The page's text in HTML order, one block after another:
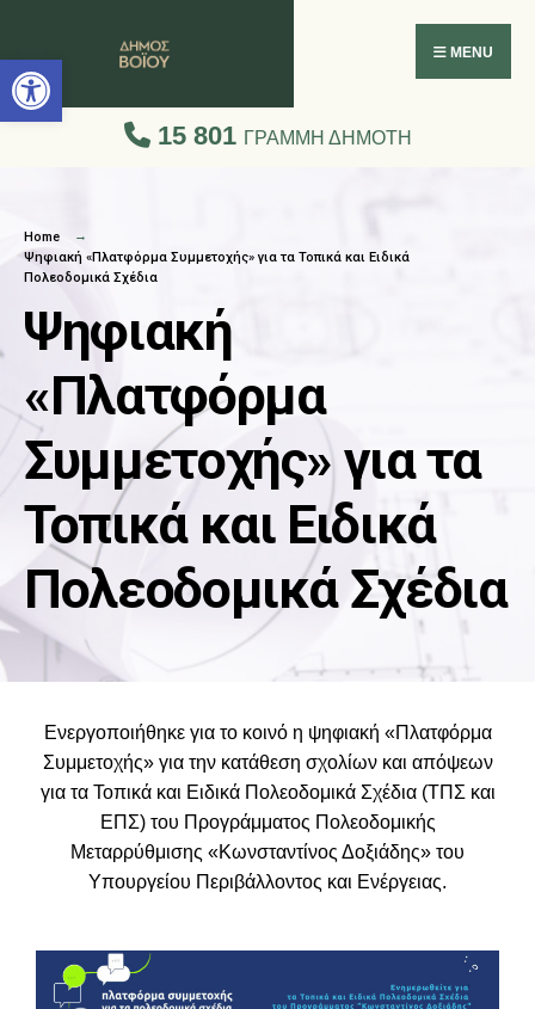
Ανοίξτε τη γραμμή εργαλείων
MENU
15 801 ΓΡΑΜΜΗ ΔΗΜΟΤΗ
Home
Ψηφιακή «Πλατφόρμα Συμμετοχής» για τα Τοπικά και Ειδικά
Πολεοδομικά Σχέδια
Ψηφιακή
«Πλατφόρμα
Συμμετοχής» για τα
Τοπικά και Ειδικά
Πολεοδομικά Σχέδια
Ενεργοποιήθηκε για το κοινό η ψηφιακή «Πλατφόρμα
Συμμετοχής» για την κατάθεση σχολίων και απόψεων
για τα Τοπικά και Ειδικά Πολεοδομικά Σχέδια (ΤΠΣ και
ΕΠΣ) του Προγράμματος Πολεοδομικής
Μεταρρύθμισης «Κωνσταντίνος Δοξιάδης» του
Υπουργείου Περιβάλλοντος και Ενέργειας.